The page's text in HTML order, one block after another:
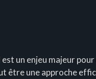
un enjeu majeur
être une approche